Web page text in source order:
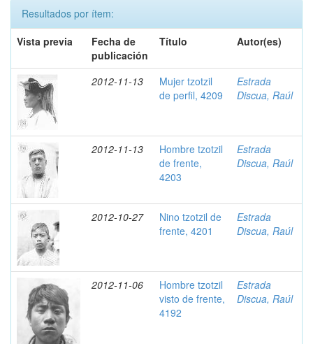
Resultados por ítem:
Vista previa
Fecha de
publicación
Título Autor(es)
2012-11-13
Mujer tzotzil
de perfil, 4209
Estrada
Discua, Raúl
2012-11-13
Hombre tzotzil
de frente,
4203
Estrada
Discua, Raúl
2012-10-27
Nino tzotzil de
frente, 4201
Estrada
Discua, Raúl
2012-11-06
Hombre tzotzil
visto de frente,
4192
Estrada
Discua, Raúl